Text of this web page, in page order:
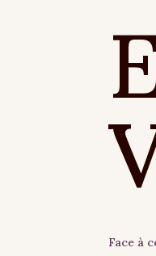
Face à